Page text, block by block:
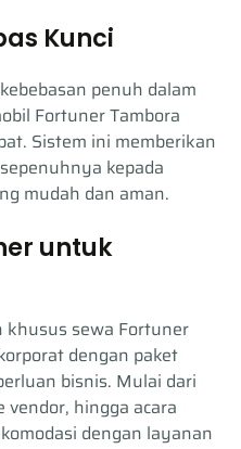
Kunci
penuh dalam
Fortuner Tambora
Sistem ini memberikan
kepada
mudah dan aman.
untuk
sewa Fortuner
dengan paket
bisnis. Mulai dari
hingga acara
dengan layanan